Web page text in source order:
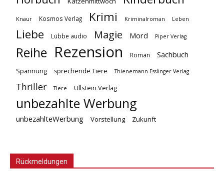
Knaur Kosmos Verlag Krimi Kriminalroman Leben
Liebe Lübbe audio Magie Mord Piper Verlag
Reihe Rezension Roman Sachbuch
Spannung sprechende Tiere Thienemann Esslinger Verlag
Thriller Tiere Ullstein Verlag
unbezahlte Werbung
unbezahlteWerbung Vorstellung Zukunft
Rückmeldungen